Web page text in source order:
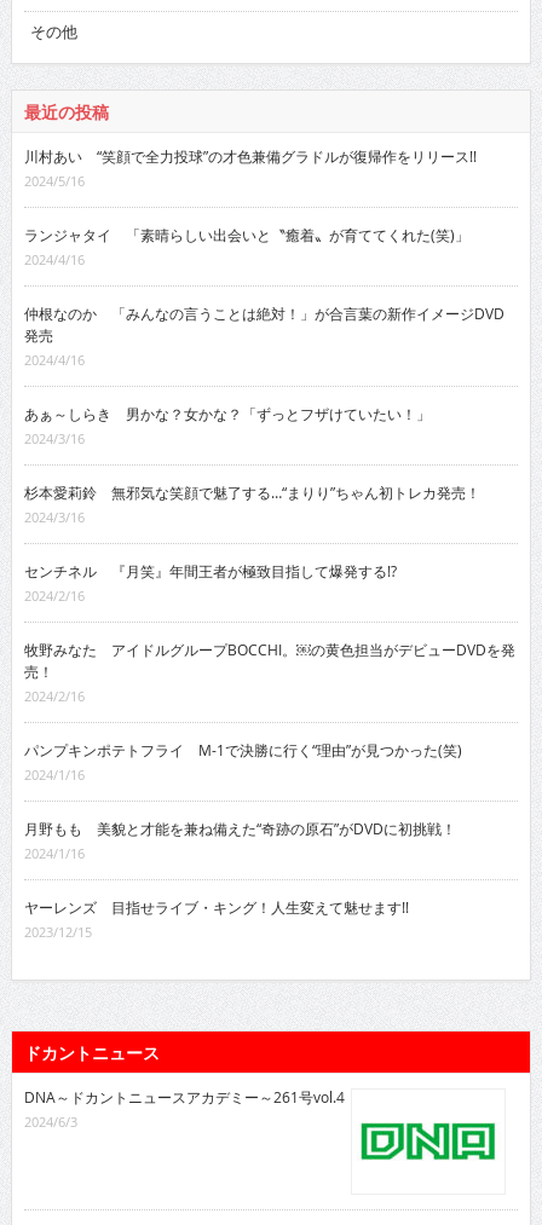
その他
最近の投稿
川村あい “笑顔で全力投球”の才色兼備グラドルが復帰作をリリース!!
2024/5/16
ランジャタイ 「素晴らしい出会いと〝癒着〟が育ててくれた(笑)」
2024/4/16
仲根なのか 「みんなの言うことは絶対！」が合言葉の新作イメージDVD
発売
2024/4/16
あぁ～しらき 男かな？女かな？「ずっとフザけていたい！」
2024/3/16
杉本愛莉鈴 無邪気な笑顔で魅了する…“まりり”ちゃん初トレカ発売！
2024/3/16
センチネル 『月笑』年間王者が極致目指して爆発する!?
2024/2/16
牧野みなた アイドルグループBOCCHI。￼の黄色担当がデビューDVDを発
売！
2024/2/16
パンプキンポテトフライ M-1で決勝に行く“理由”が見つかった(笑)
2024/1/16
月野もも 美貌と才能を兼ね備えた“奇跡の原石”がDVDに初挑戦！
2024/1/16
ヤーレンズ 目指せライブ・キング！人生変えて魅せます!!
2023/12/15
ドカントニュース
DNA～ドカントニュースアカデミー～261号vol.4
2024/6/3